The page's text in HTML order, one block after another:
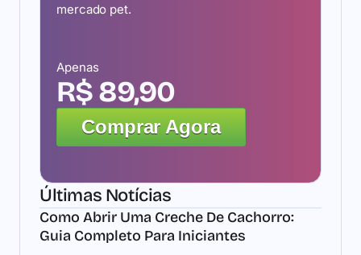
mercado pet.
Apenas
R$ 89,90
Comprar Agora
Últimas Notícias
Como Abrir Uma Creche De Cachorro:
Guia Completo Para Iniciantes